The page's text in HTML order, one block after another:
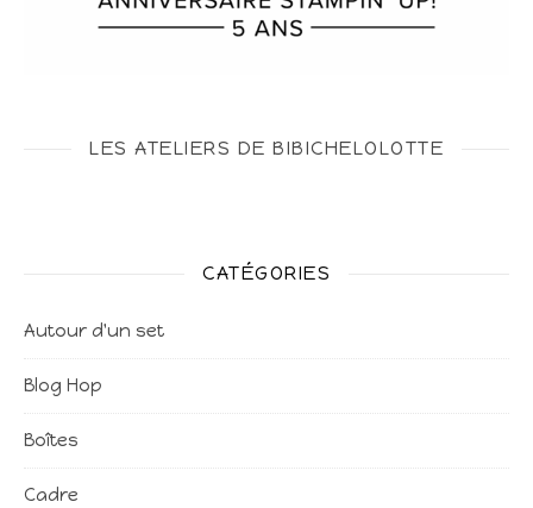
LES ATELIERS DE BIBICHELOLOTTE
CATÉGORIES
Autour d'un set
Blog Hop
Boîtes
Cadre